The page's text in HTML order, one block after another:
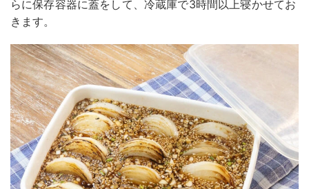
らに保存容器に蓋をして、冷蔵庫で3時間以上寝かせてお
きます。